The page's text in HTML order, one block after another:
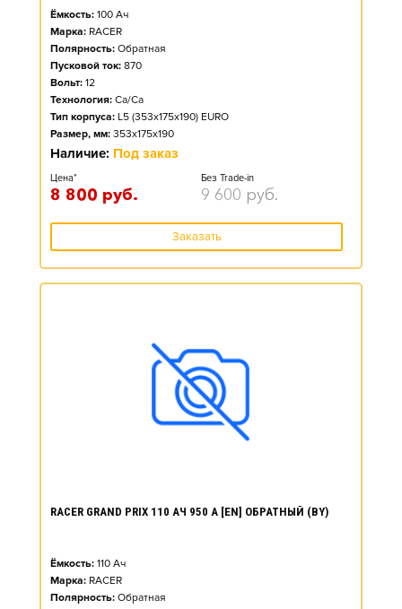
Ёмкость: 100 Ач
Марка: RACER
Полярность: Обратная
Пусковой ток: 870
Вольт: 12
Технология: Ca/Ca
Тип корпуса: L5 (353x175x190) EURO
Размер, мм: 353x175x190
Наличие: Под заказ
Цена*
8 800 руб.
Без Trade-in
9 600 руб.
Заказать
RACER GRAND PRIX 110 АЧ 950 А [EN] ОБРАТНЫЙ (BY)
Ёмкость: 110 Ач
Марка: RACER
Полярность: Обратная